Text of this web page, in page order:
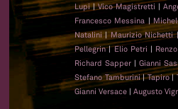
Lupi|Vico Magistretti |
Francesco Messina |
Natalini|Maurizio Nichetti
Pellegrin|Elio Petri |
Richard Sapper| Gianni
Stefano Tamburini|Tapiro|
Gianni Versace | Augusto